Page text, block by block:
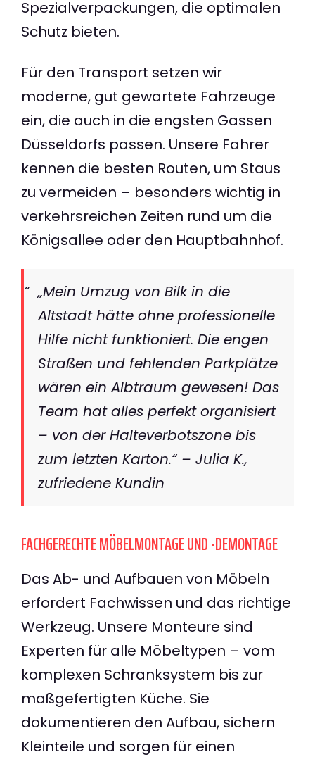
Spezialverpackungen, die optimalen
Schutz bieten.
Für den Transport setzen wir
moderne, gut gewartete Fahrzeuge
ein, die auch in die engsten Gassen
Düsseldorfs passen. Unsere Fahrer
kennen die besten Routen, um Staus
zu vermeiden – besonders wichtig in
verkehrsreichen Zeiten rund um die
Königsallee oder den Hauptbahnhof.
„Mein Umzug von Bilk in die
Altstadt hätte ohne professionelle
Hilfe nicht funktioniert. Die engen
Straßen und fehlenden Parkplätze
wären ein Albtraum gewesen! Das
Team hat alles perfekt organisiert
– von der Halteverbotszone bis
zum letzten Karton.“ – Julia K.,
zufriedene Kundin
FACHGERECHTE MÖBELMONTAGE UND -DEMONTAGE
Das Ab- und Aufbauen von Möbeln
erfordert Fachwissen und das richtige
Werkzeug. Unsere Monteure sind
Experten für alle Möbeltypen – vom
komplexen Schranksystem bis zur
maßgefertigten Küche. Sie
dokumentieren den Aufbau, sichern
Kleinteile und sorgen für einen